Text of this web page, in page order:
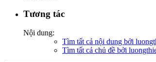
Tương tác
Nội dung:
Tìm tất cả nội dung bởi
Tìm tất cả chủ đề bởi